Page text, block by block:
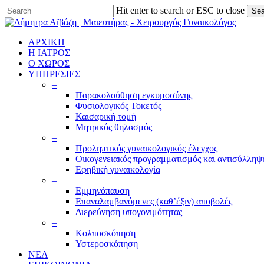
Skip
to
content
Hit enter to search or ESC to close
Close
ΑΡΧΙΚΗ
Η ΙΑΤΡΟΣ
Ο ΧΩΡΟΣ
ΥΠΗΡΕΣΙΕΣ
–
Παρακολούθηση εγκυμοσύνης
Φυσιολογικός Τοκετός
Καισαρική τομή
Μητρικός θηλασμός
–
Προληπτικός γυναικολογικός έλεγχος
Οικογενειακός προγραμματισμός και
Εφηβική γυναικολογία
–
Εμμηνόπαυση
Επαναλαμβανόμενες (καθ’έξιν) αποβολές
Διερεύνηση υπογονιμότητας
–
Κολποσκόπηση
Υστεροσκόπηση
ΝΕΑ